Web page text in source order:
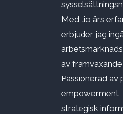
Med tio års
erbjuder jag
av
Passionerad av
empowerment,
strategisk